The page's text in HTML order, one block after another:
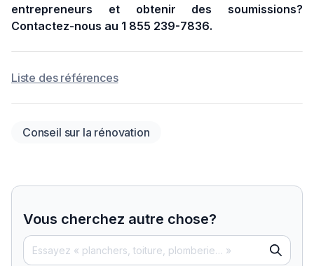
entrepreneurs et obtenir des soumissions?
Contactez-nous au 1 855 239-7836.
Liste des références
Conseil sur la rénovation
Vous cherchez autre chose?